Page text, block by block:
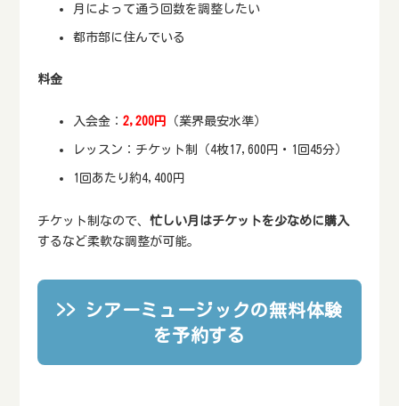
月によって通う回数を調整したい
都市部に住んでいる
料金
入会金：2,200円 （業界最安水準）
レッスン：チケット制（4枚17,600円・1回45分）
1回あたり約4,400円
チケット制なので、忙しい月はチケットを少なめに購入
するなど柔軟な調整が可能。
>> シアーミュージックの無料体験
を予約する